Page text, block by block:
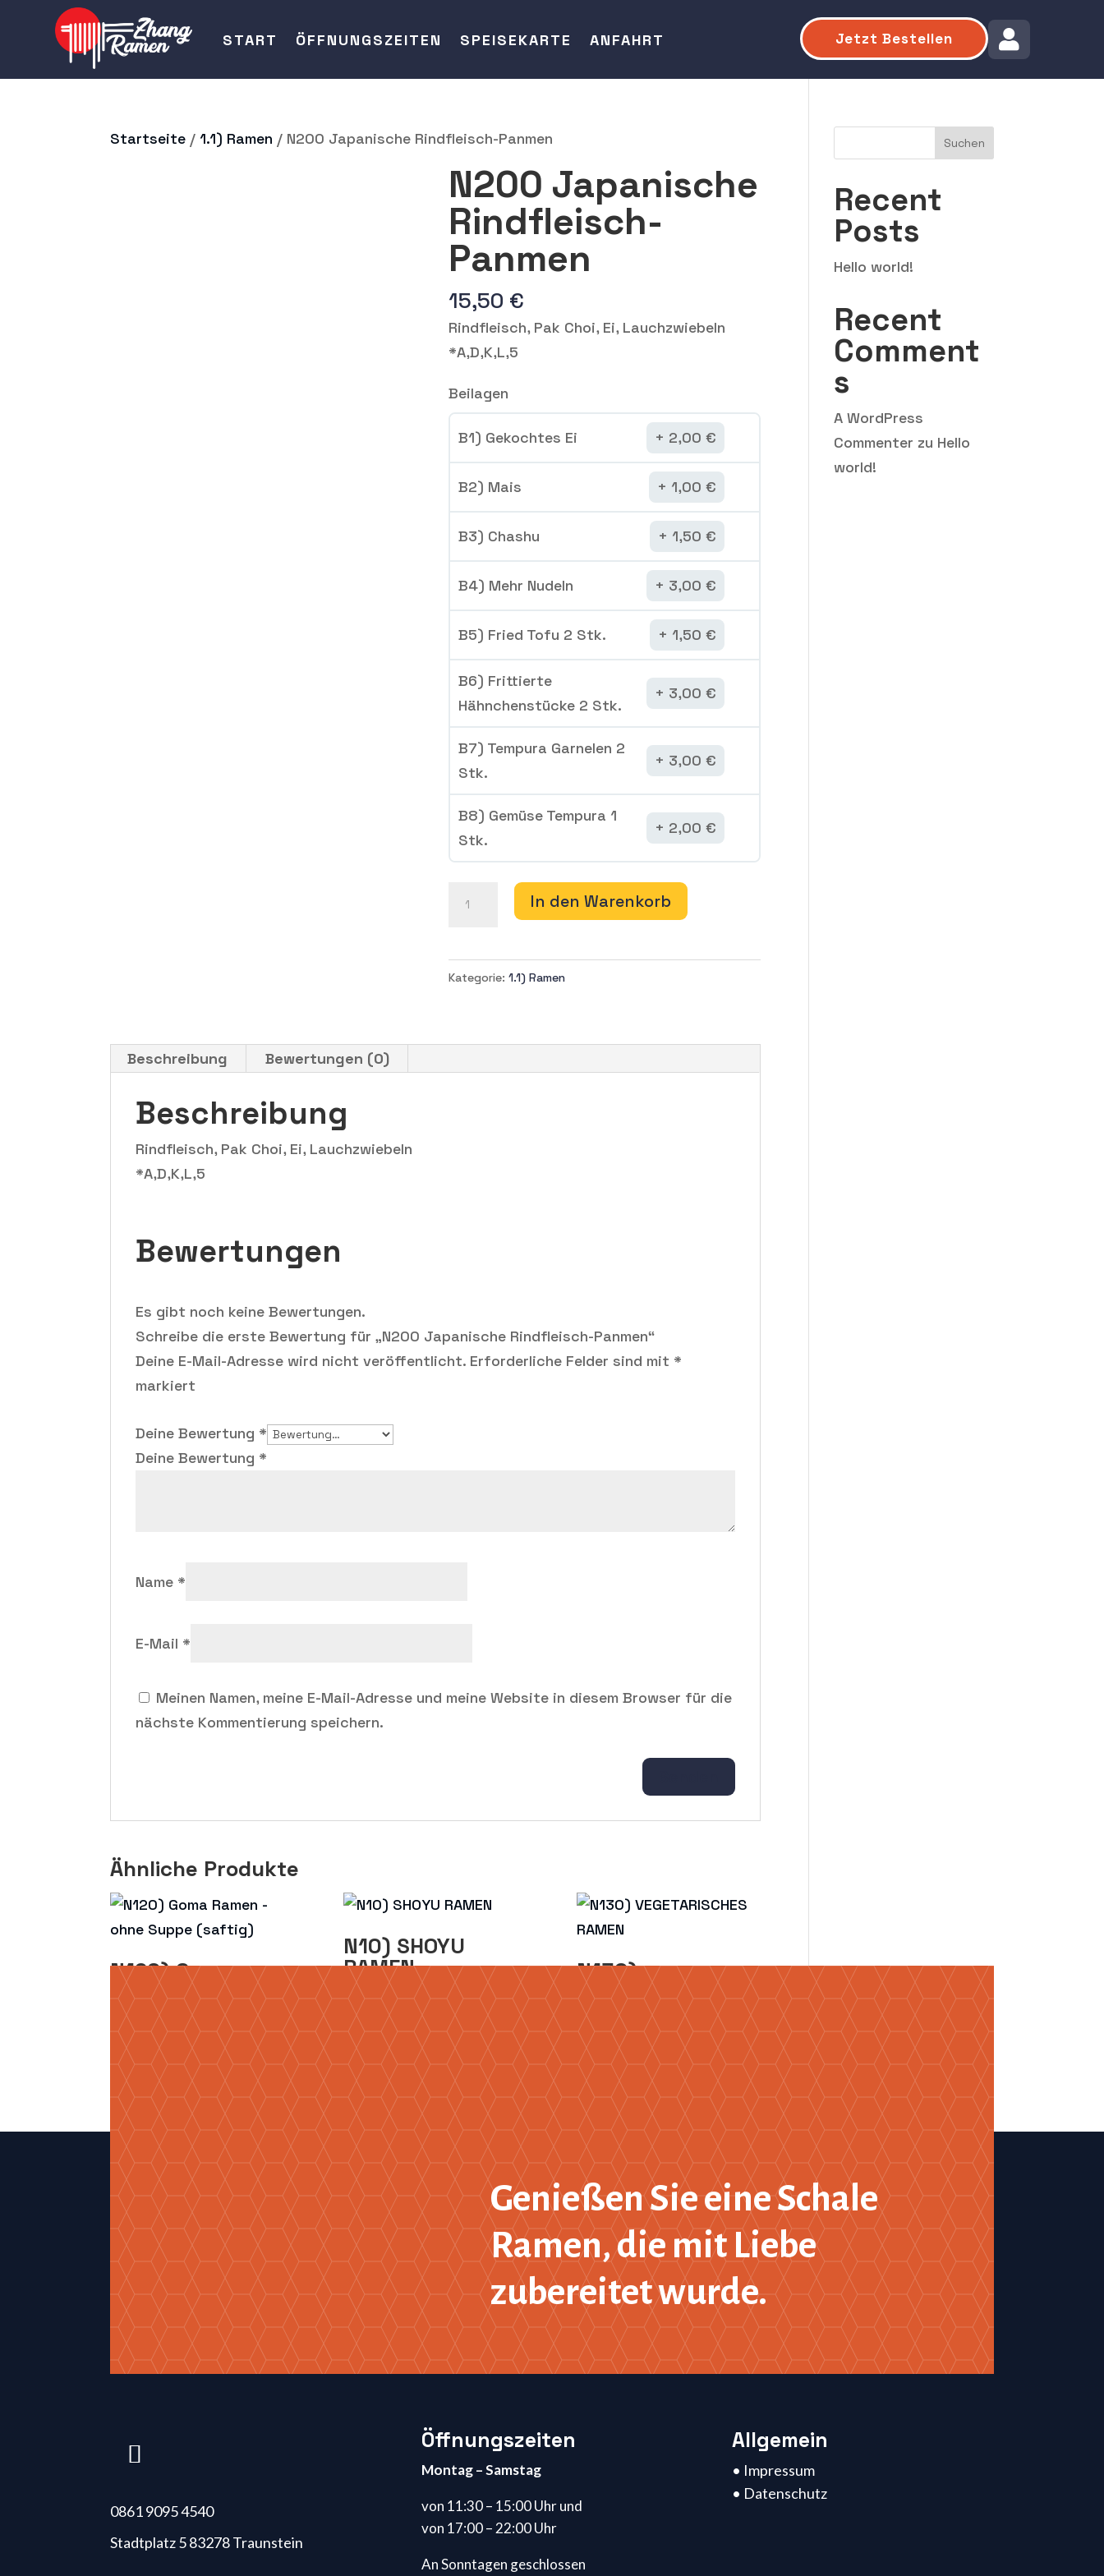
START ÖFFNUNGSZEITEN SPEISEKARTE ANFAHRT Jetzt Bestellen 
Startseite /1.1) Ramen / N200 Japanische Rindfleisch-Panmen
N200 Japanische
Rindfleisch-
Panmen
15,50 €
Rindfleisch, Pak Choi, Ei, Lauchzwiebeln
*A,D,K,L,5
Beilagen
B1) Gekochtes Ei 2,00€
B2) Mais 1,00€
B3) Chashu 1,50€
B4) Mehr Nudeln 3,00€
B5) Fried Tofu 2 Stk. 1,50€
B6) Frittierte
Hähnchenstücke 2 Stk.
3,00€
B7) Tempura Garnelen 2
Stk.
3,00€
B8) Gemüse Tempura 1
Stk.
2,00€
Japanische
In den Warenkorb
Kategorie:1.1) Ramen
Beschreibung Bewertungen (0)
Beschreibung
Rindfleisch, Pak Choi, Ei, Lauchzwiebeln
*A,D,K,L,5
Bewertungen
Es gibt noch keine Bewertungen.
Schreibe die erste Bewertung für „N200 Japanische Rindfleisch-Panmen“
Deine E-Mail-Adresse wird nicht veröffentlicht. Erforderliche Felder sind mit *
markiert
Deine Bewertung *
Deine Bewertung *
Name *
E-Mail *
Meinen Namen, meine E-Mail-Adresse und meine Website in diesem Browser für die
nächste Kommentierung speichern.
Ähnliche Produkte
N120) Goma
Ramen – ohne
Suppe (saftig)
15,50
N10) SHOYU
RAMEN
12,50 €
N130)
VEGETARISCHES
RAMEN
14,50 €
Suchen
Recent
Posts
Hello world!
Recent
Comment
s
A WordPress
Commenter zu Hello
world!
Genießen Sie eine Schale
Ramen, die mit Liebe
zubereitet wurde.
0861 9095 4540
Stadtplatz 5 83278 Traunstein
Öffnungszeiten
Montag – Samstag
von 11:30 – 15:00 Uhr und
von 17:00 – 22:00 Uhr
An Sonntagen geschlossen
Allgemein
• Impressum
• Datenschutz